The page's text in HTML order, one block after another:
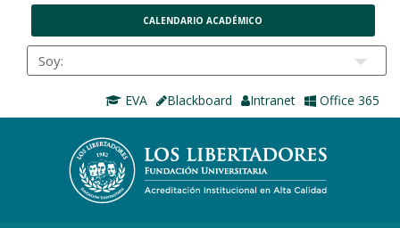
CALENDARIO ACADÉMICO
EVA Blackboard Intranet Office 365